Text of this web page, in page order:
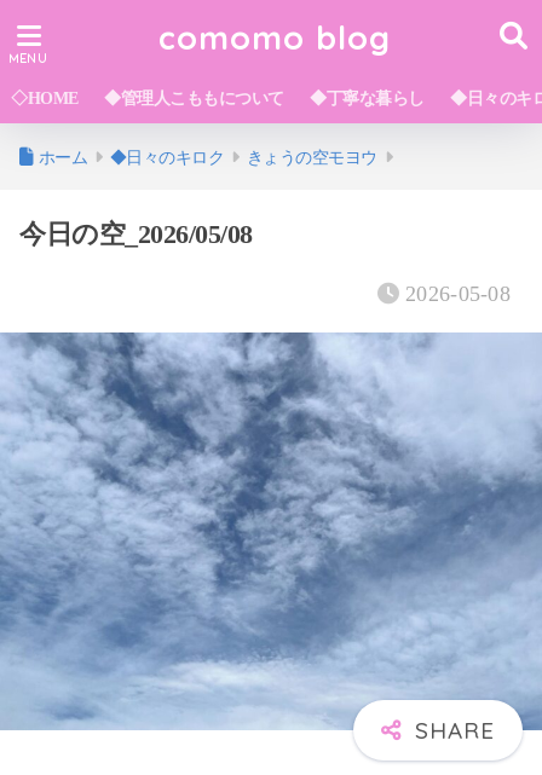
comomo blog
◇HOME ◆管理人こももについて ◆丁寧な暮らし ◆日々のキ
ホーム ◆日々のキロク きょうの空モヨウ
今日の空_2026/05/08
2026-05-08